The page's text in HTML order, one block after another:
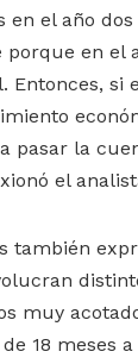
el año dos
en el
si
pasar la
el
también
muy
18 meses